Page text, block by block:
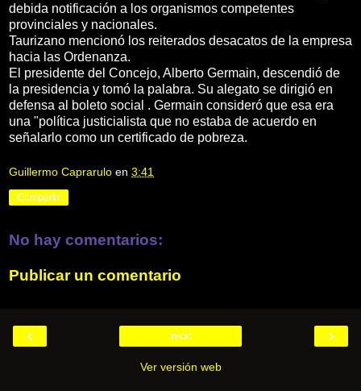
debida notificación a los organismos competentes
provinciales y nacionales.
Taurizano mencionó los reiterados desacatos de la empresa
hacia las Ordenanza.
El presidente del Concejo, Alberto Germain, descendió de
la presidencia y tomó la palabra. Su alegato se dirigió en
defensa al boleto social . Germain consideró que esa era
una "política justicialista que no estaba de acuerdo en
señalarlo como un certificado de pobreza.
Guillermo Caprarulo en 3:41
Compartir
No hay comentarios:
Publicar un comentario
‹ ›
Inicio
Ver versión web